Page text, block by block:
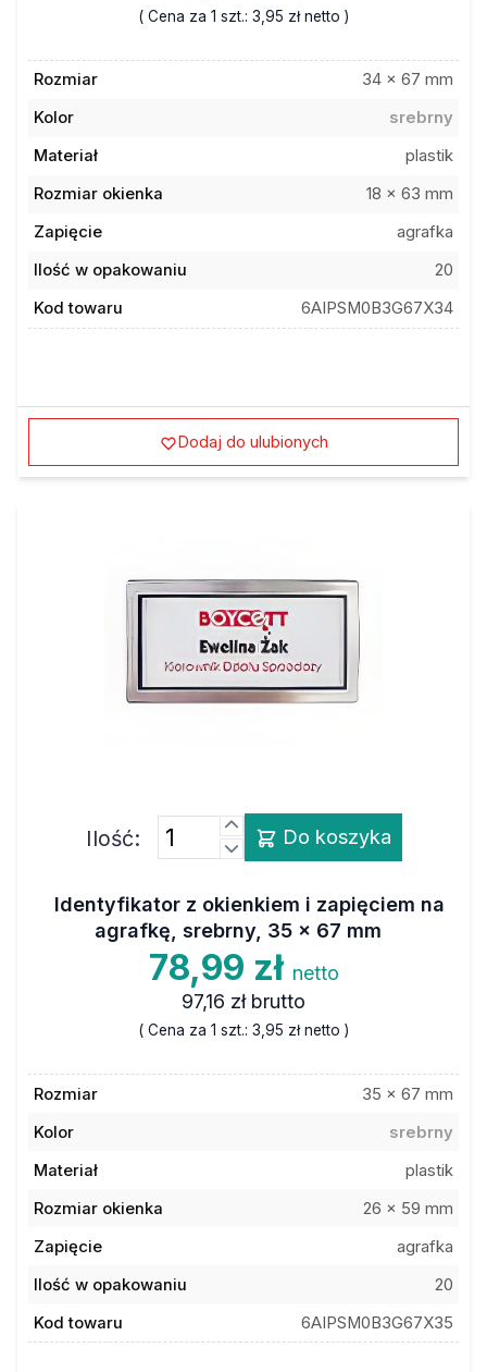
( Cena za 1 szt.: 3,95 złnetto )
Rozmiar
34 x 67 mm
Kolor
srebrny
Materiał
plastik
Rozmiar okienka
18 x 63 mm
Zapięcie
agrafka
Ilość w opakowaniu
20
Kod towaru
6AIPSM0B3G67X34
Dodaj do ulubionych
Ilość: Do koszyka
Identyfikator z okienkiem i zapięciem na
agrafkę, srebrny, 35 x 67 mm
78,99 zł netto
97,16 zł brutto
( Cena za 1 szt.: 3,95 złnetto )
Rozmiar
35 x 67 mm
Kolor
srebrny
Materiał
plastik
Rozmiar okienka
26 x 59 mm
Zapięcie
agrafka
Ilość w opakowaniu
20
Kod towaru
6AIPSM0B3G67X35